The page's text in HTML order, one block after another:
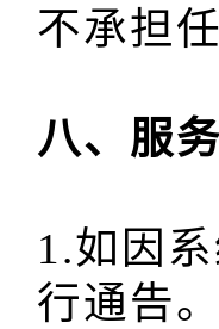
1.如因
行通告。